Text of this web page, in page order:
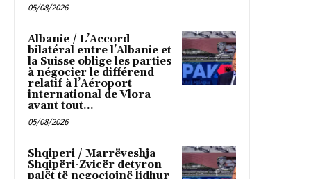
05/08/2026
Albanie / L’Accord
bilatéral entre l’Albanie et
la Suisse oblige les parties
à négocier le différend
relatif à l’Aéroport
international de Vlora
avant tout...
05/08/2026
Shqiperi / Marrëveshja
Shqipëri-Zvicër detyron
palët të negociojnë lidhur